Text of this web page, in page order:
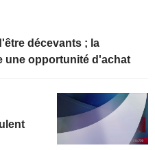
décevants ; la
une opportunité d'achat